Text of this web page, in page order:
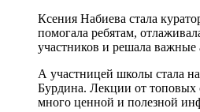
Ксения Набиева стала
помогала ребятам,
участников и решала важные
А участницей школы стала
Бурдина. Лекции от топовых
много ценной и полезной